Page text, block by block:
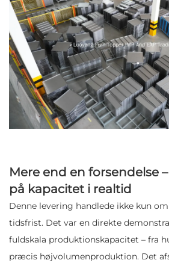
Mere end en forsendelse
på kapacitet i realtid
Denne levering handlede ikke kun
tidsfrist. Det var en direkte
fuldskala produktionskapacitet – fra
præcis højvolumenproduktion. Det